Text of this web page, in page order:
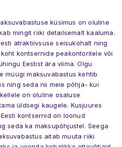
küsimus on oluline
mingit riiki detailsemalt kaaluma.
atraktiivsuse seisukohalt ning
kontsernide peakontoritele või
Eestist ära viima. Olgu
müügi maksuvabastus kehtib
ning seda nii meie põhja- kui
on oluline osaluse
üldsegi kaugele. Kusjuures
kontsernid on loonud
seda ka maksupõhjustel. Seega
aitab muuta riiki